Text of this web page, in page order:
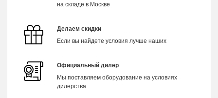
на складе в Москве
Делаем скидки
Если вы найдете условия лучше наших
Официальный дилер
Мы поставляем оборудование на условиях
дилерства